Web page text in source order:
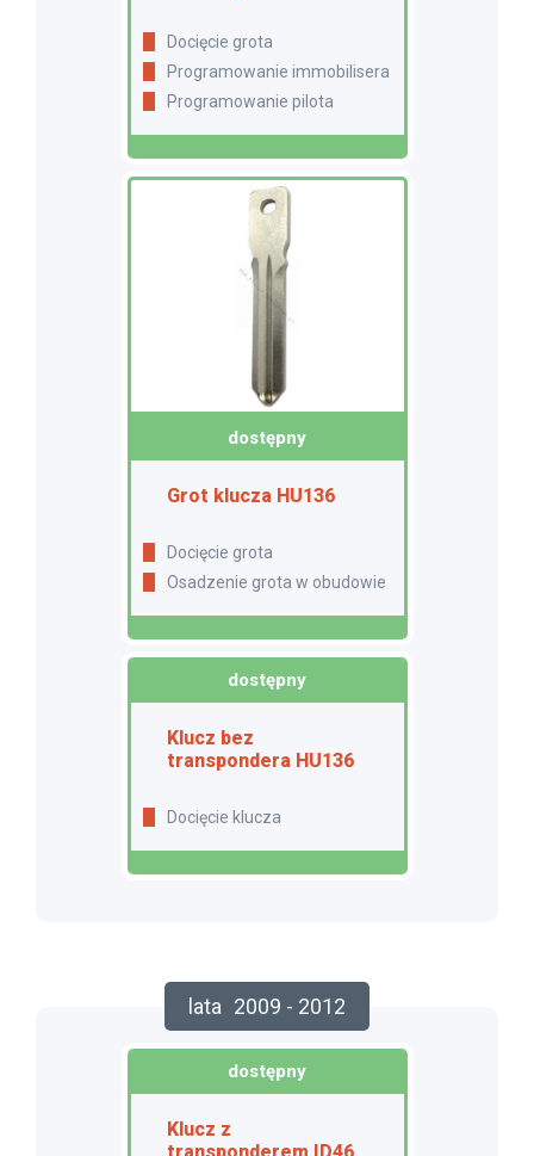
Docięcie grota
Programowanie immobilisera
Programowanie pilota
dostępny
Grot klucza HU136
Docięcie grota
Osadzenie grota w obudowie
dostępny
Klucz bez
transpondera HU136
Docięcie klucza
lata 2009 - 2012
dostępny
Klucz z